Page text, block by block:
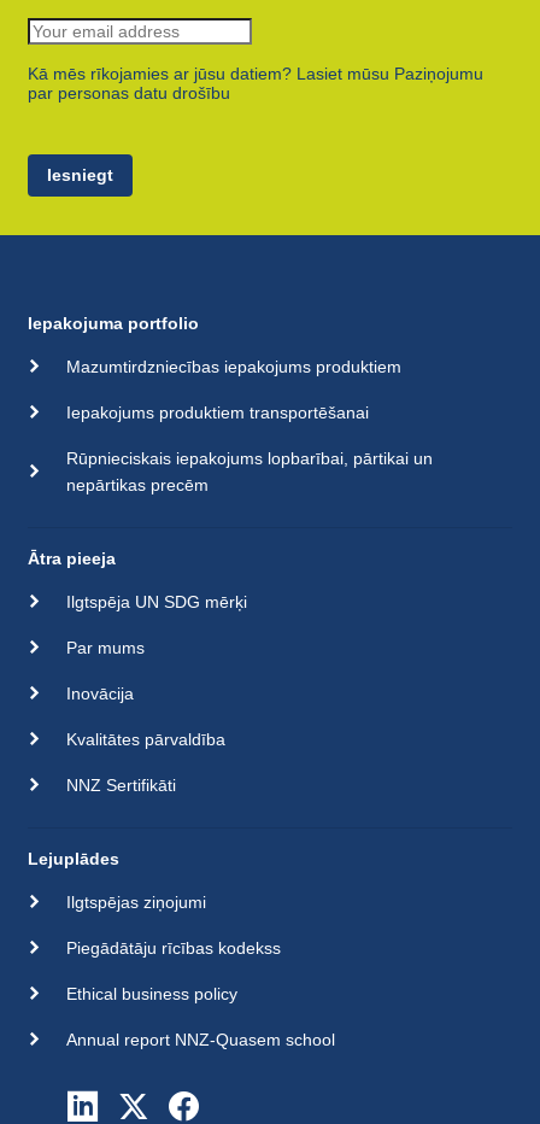
Kā mēs rīkojamies ar jūsu datiem? Lasiet mūsu Paziņojumu
par personas datu drošību
Iesniegt
Iepakojuma portfolio
Mazumtirdzniecības iepakojums produktiem
Iepakojums produktiem transportēšanai
Rūpnieciskais iepakojums lopbarībai, pārtikai un
nepārtikas precēm
Ātra pieeja
Ilgtspēja UN SDG mērķi
Par mums
Inovācija
Kvalitātes pārvaldība
NNZ Sertifikāti
Lejuplādes
Ilgtspējas ziņojumi
Piegādātāju rīcības kodekss
Ethical business policy
Annual report NNZ-Quasem school